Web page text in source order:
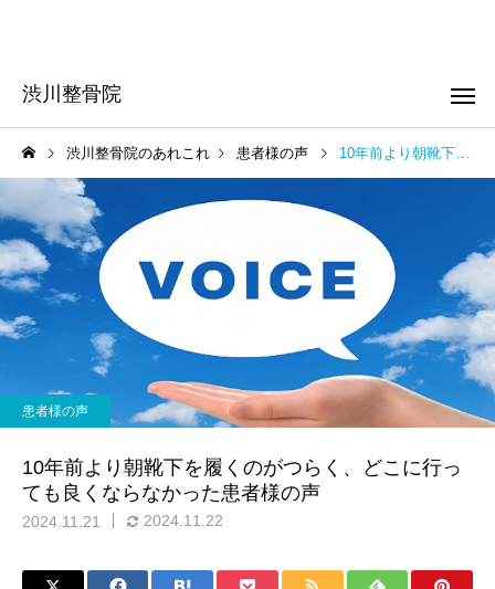
渋川整骨院
肩こり
お知らせ
はじめての方へ！
お知らせ
はじめまして！
渋川整骨院のあれこれ 患者様の声 10年前より朝靴下を履くのがつらく、どこに行っても良くならなかった患者様の声
患者様の声
10年前より朝靴下を履くのがつらく、どこに行っ
ても良くならなかった患者様の声
2024.11.21 2024.11.22